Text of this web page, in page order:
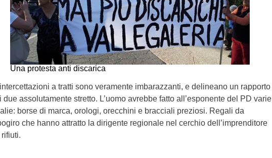
Una protesta anti discarica
a tratti sono veramente imbarazzanti, e delineano un rapporto
due assolutamente stretto. L’uomo avrebbe fatto all’esponente del PD varie
borse di marca, orologi, orecchini e bracciali preziosi. Regali da
che hanno attratto la dirigente regionale nel cerchio dell’imprenditore